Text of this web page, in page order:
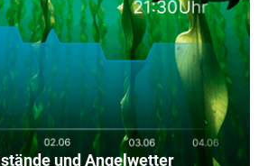
und Angelwetter